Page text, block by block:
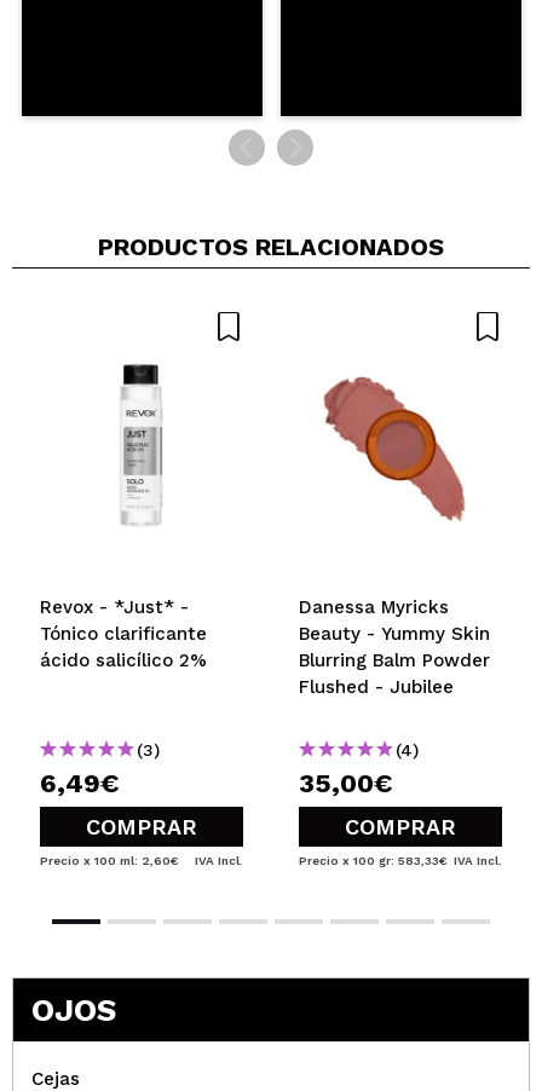
PRODUCTOS RELACIONADOS
Revox - *Just* -
Tónico clarificante
ácido salicílico 2%
(3)
6,49€
COMPRAR
Precio x 100 ml: 2,60€ IVA Incl.
Danessa Myricks
Beauty - Yummy Skin
Blurring Balm Powder
Flushed - Jubilee
(4)
35,00€
COMPRAR
Precio x 100 gr: 583,33€ IVA Incl.
OJOS
Cejas